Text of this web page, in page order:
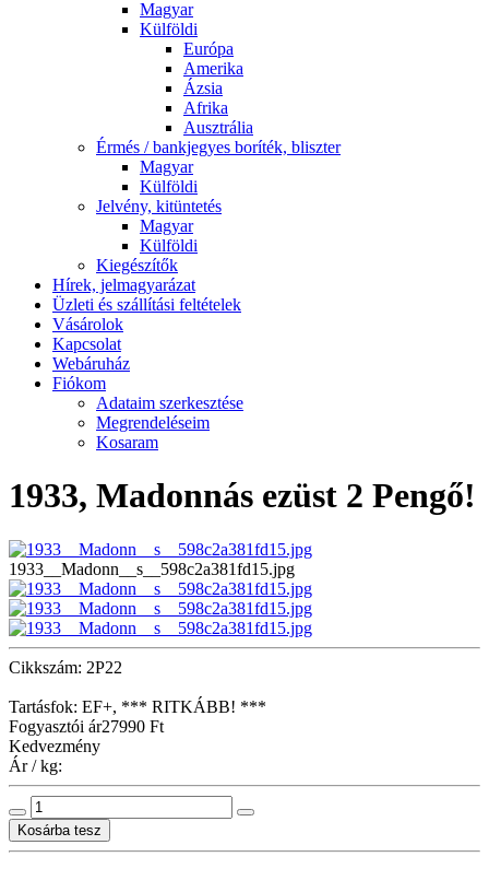
Magyar
Külföldi
Európa
Amerika
Ázsia
Afrika
Ausztrália
Érmés / bankjegyes boríték, bliszter
Magyar
Külföldi
Jelvény, kitüntetés
Magyar
Külföldi
Kiegészítők
Hírek, jelmagyarázat
Üzleti és szállítási feltételek
Vásárolok
Kapcsolat
Webáruház
Fiókom
Adataim szerkesztése
Megrendeléseim
Kosaram
1933, Madonnás ezüst 2 Pengő!
1933__Madonn__s__598c2a381fd15.jpg
Cikkszám: 2P22
Tartásfok: EF+, *** RITKÁBB! ***
Fogyasztói ár27990 Ft
Kedvezmény
Ár / kg: